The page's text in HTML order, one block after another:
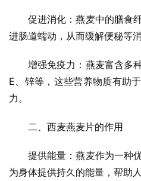
促进消化：燕麦中的膳食
进肠道蠕动，从而缓解便秘等消
增强免疫力：燕麦富含多
E、锌等，这些营养物质有助
力。
二、西麦燕麦片的作用
提供能量：燕麦作为一种
为身体提供持久的能量，帮助